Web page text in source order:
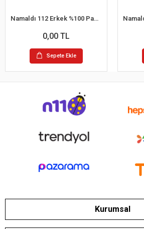
Namaldı 112 Erkek %100 Pamuk Atlet L 6'lı Paket
0,00 TL
Sepete Ekle
Kurumsal